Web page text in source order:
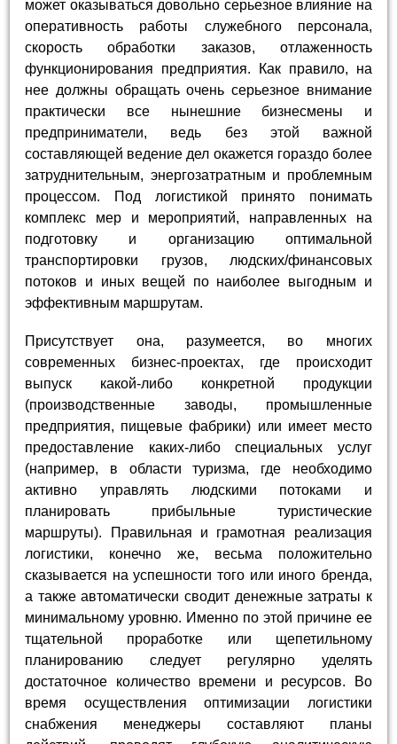
может оказываться довольно серьезное влияние на
оперативность работы служебного персонала,
скорость обработки заказов, отлаженность
функционирования предприятия. Как правило, на
нее должны обращать очень серьезное внимание
практически все нынешние бизнесмены и
предприниматели, ведь без этой важной
составляющей ведение дел окажется гораздо более
затруднительным, энергозатратным и проблемным
процессом. Под логистикой принято понимать
комплекс мер и мероприятий, направленных на
подготовку и организацию оптимальной
транспортировки грузов, людских/финансовых
потоков и иных вещей по наиболее выгодным и
эффективным маршрутам.
Присутствует она, разумеется, во многих
современных бизнес-проектах, где происходит
выпуск какой-либо конкретной продукции
(производственные заводы, промышленные
предприятия, пищевые фабрики) или имеет место
предоставление каких-либо специальных услуг
(например, в области туризма, где необходимо
активно управлять людскими потоками и
планировать прибыльные туристические
маршруты). Правильная и грамотная реализация
логистики, конечно же, весьма положительно
сказывается на успешности того или иного бренда,
а также автоматически сводит денежные затраты к
минимальному уровню. Именно по этой причине ее
тщательной проработке или щепетильному
планированию следует регулярно уделять
достаточное количество времени и ресурсов. Во
время осуществления оптимизации логистики
снабжения менеджеры составляют планы